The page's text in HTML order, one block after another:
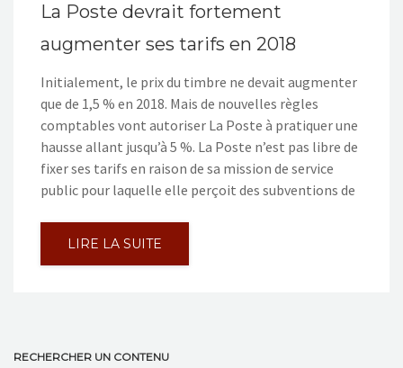
La Poste devrait fortement
augmenter ses tarifs en 2018
Initialement, le prix du timbre ne devait augmenter
que de 1,5 % en 2018. Mais de nouvelles règles
comptables vont autoriser La Poste à pratiquer une
hausse allant jusqu’à 5 %. La Poste n’est pas libre de
fixer ses tarifs en raison de sa mission de service
public pour laquelle elle perçoit des subventions de
LIRE LA SUITE
RECHERCHER UN CONTENU